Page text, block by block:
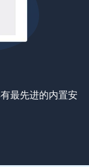
最先进的内置安